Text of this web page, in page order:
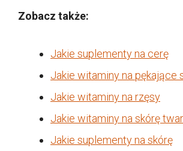
Zobacz także:
Jakie suplementy na cerę
Jakie witaminy na pękające
Jakie witaminy na rzęsy
Jakie witaminy na skórę
Jakie suplementy na skórę